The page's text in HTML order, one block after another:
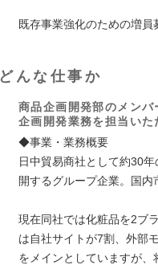
既存事業強化のための増員
どんな仕事か
商品企画開発部のメン
企画開発業務を担当いた
◆事業・業務概要
日中貿易商社として約30
開するグループ企業。国内
現在同社では化粧品を2ブ
は自社サイトが7割、外部
をメインとしていますが